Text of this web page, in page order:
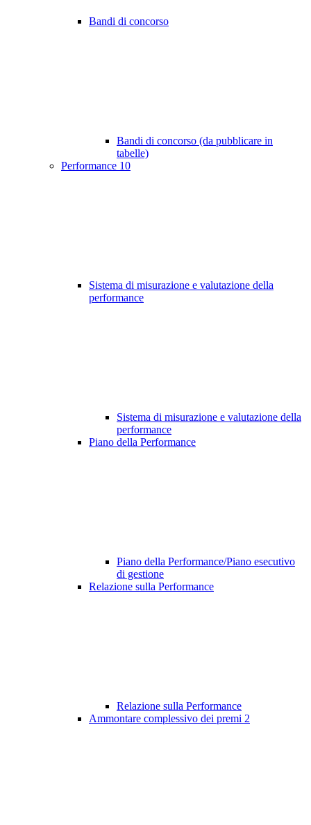
Bandi di concorso
Bandi di concorso (da pubblicare in
tabelle)
Performance 10
Sistema di misurazione e valutazione della
performance
Sistema di misurazione e valutazione della
performance
Piano della Performance
Piano della Performance/Piano esecutivo
di gestione
Relazione sulla Performance
Relazione sulla Performance
Ammontare complessivo dei premi 2